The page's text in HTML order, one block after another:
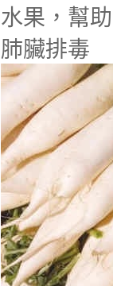
水果，幫
肺臟排毒